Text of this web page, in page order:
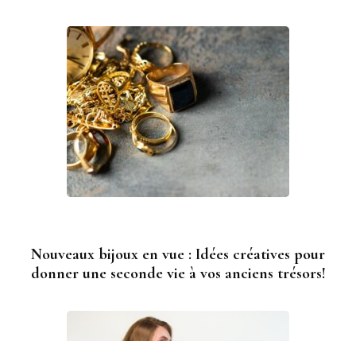
Nouveaux bijoux en vue : Idées créatives pour
donner une seconde vie à vos anciens trésors!